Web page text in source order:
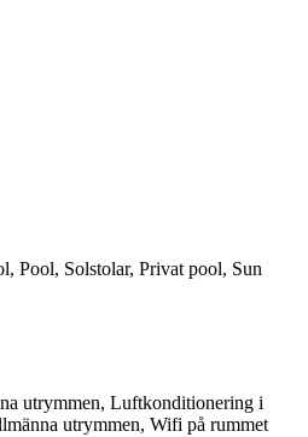
Pool, Solstolar, Privat pool, Sun
utrymmen, Luftkonditionering i
utrymmen, Wifi på rummet